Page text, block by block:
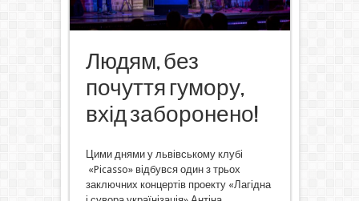
Людям, без
почуття гумору,
вхід заборонено!
Цими днями у львівському клубі
«Picasso» відбувся один з трьох
заключних концертів проекту «Лагідна